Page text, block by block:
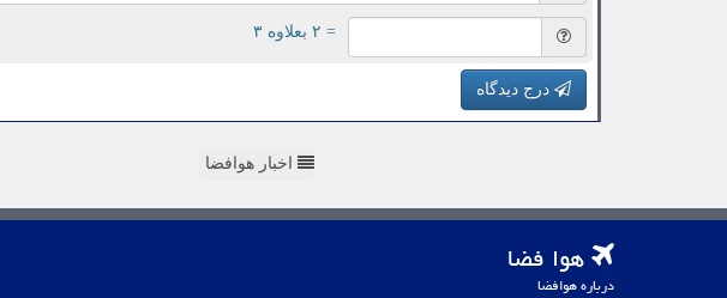
= ۲ بعلاوه ۳
درج دیدگاه
اخبار هوافضا
هوا فضا
درباره هوافضا